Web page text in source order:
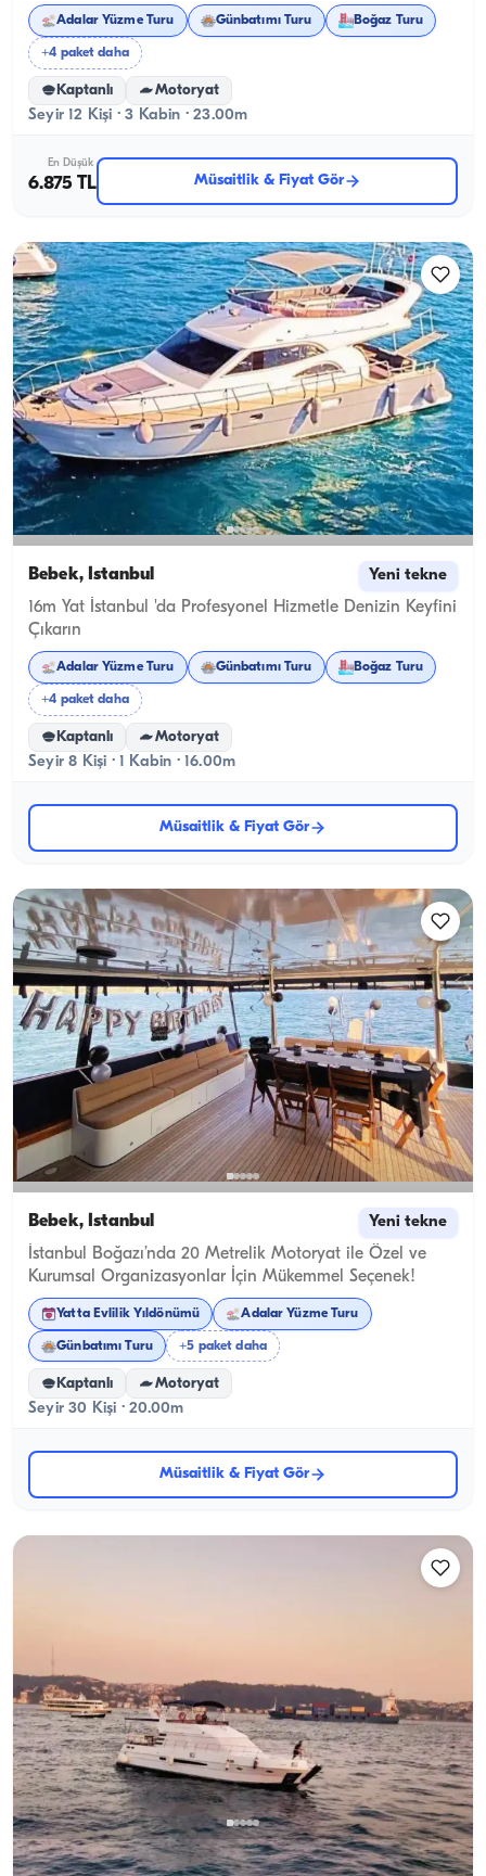
Adalar Yüzme Turu Günbatımı Turu Boğaz Turu
+4 paket daha
Kaptanlı Motoryat
Seyir 12 Kişi · 3 Kabin · 23.00m
En Düşük
6.875 TL Müsaitlik & Fiyat Gör
Bebek, İstanbul Yeni tekne
16m Yat İstanbul 'da Profesyonel Hizmetle Denizin Keyfini
Çıkarın
Adalar Yüzme Turu Günbatımı Turu Boğaz Turu
+4 paket daha
Kaptanlı Motoryat
Seyir 8 Kişi · 1 Kabin · 16.00m
Müsaitlik & Fiyat Gör
Bebek, İstanbul Yeni tekne
İstanbul Boğazı’nda 20 Metrelik Motoryat ile Özel ve
Kurumsal Organizasyonlar İçin Mükemmel Seçenek!
Yatta Evlilik Yıldönümü Adalar Yüzme Turu
Günbatımı Turu +5 paket daha
Kaptanlı Motoryat
Seyir 30 Kişi · 20.00m
Müsaitlik & Fiyat Gör
Bebek, İstanbul Yeni tekne